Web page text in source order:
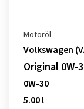
Motoröl
Volkswagen
Original 0W-
0W-30
5.00 l